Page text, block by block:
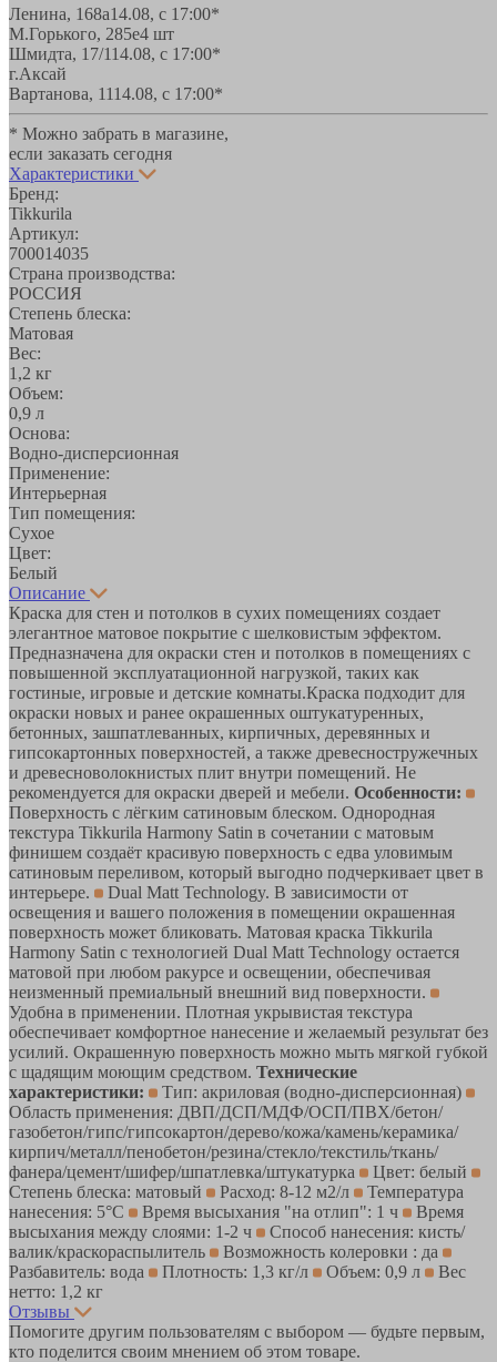
Ленина, 168а14.08, с 17:00*
М.Горького, 285е4 шт
Шмидта, 17/114.08, с 17:00*
г.Аксай
Вартанова, 1114.08, с 17:00*
* Можно забрать в магазине,
если заказать сегодня
Характеристики
Бренд:
Tikkurila
Артикул:
700014035
Страна производства:
РОССИЯ
Степень блеска:
Матовая
Вес:
1,2 кг
Объем:
0,9 л
Основа:
Водно-дисперсионная
Применение:
Интерьерная
Тип помещения:
Сухое
Цвет:
Белый
Описание
Краска для стен и потолков в сухих помещениях создает
элегантное матовое покрытие с шелковистым эффектом.
Предназначена для окраски стен и потолков в помещениях с
повышенной эксплуатационной нагрузкой, таких как
гостиные, игровые и детские комнаты.Краска подходит для
окраски новых и ранее окрашенных оштукатуренных,
бетонных, зашпатлеванных, кирпичных, деревянных и
гипсокартонных поверхностей, а также древесностружечных
и древесноволокнистых плит внутри помещений. Не
рекомендуется для окраски дверей и мебели. Особенности:
Поверхность с лёгким сатиновым блеском. Однородная
текстура Tikkurila Harmony Satin в сочетании с матовым
финишем создаёт красивую поверхность с едва уловимым
сатиновым переливом, который выгодно подчеркивает цвет в
интерьере.
Dual Matt Technology. В зависимости от
освещения и вашего положения в помещении окрашенная
поверхность может бликовать. Матовая краска Tikkurila
Harmony Satin с технологией Dual Matt Technology остается
матовой при любом ракурсе и освещении, обеспечивая
неизменный премиальный внешний вид поверхности.
Удобна в применении. Плотная укрывистая текстура
обеспечивает комфортное нанесение и желаемый результат без
усилий. Окрашенную поверхность можно мыть мягкой губкой
с щадящим моющим средством. Технические
характеристики:
Тип: акриловая (водно-дисперсионная)
Область применения: ДВП/ДСП/МДФ/ОСП/ПВХ/бетон/
газобетон/гипс/гипсокартон/дерево/кожа/камень/керамика/
кирпич/металл/пенобетон/резина/стекло/текстиль/ткань/
фанера/цемент/шифер/шпатлевка/штукатурка
Цвет: белый
Степень блеска: матовый
Расход: 8-12 м2/л
Температура
нанесения: 5°С
Время высыхания "на отлип": 1 ч
Время
высыхания между слоями: 1-2 ч
Способ нанесения: кисть/
валик/краскораспылитель
Возможность колеровки : да
Разбавитель: вода
Плотность: 1,3 кг/л Объем: 0,9 л
Вес
нетто: 1,2 кг
Отзывы
Помогите другим пользователям с выбором — будьте первым,
кто поделится своим мнением об этом товаре.